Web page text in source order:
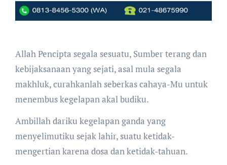
Allah Pencipta segala sesuatu, Sumber terang dan
kebijaksanaan yang sejati, asal mula segala
makhluk, curahkanlah seberkas cahaya-Mu untuk
menembus kegelapan akal budiku.
Ambillah dariku kegelapan ganda yang
menyelimutiku sejak lahir, suatu ketidak-
mengertian karena dosa dan ketidak-tahuan.